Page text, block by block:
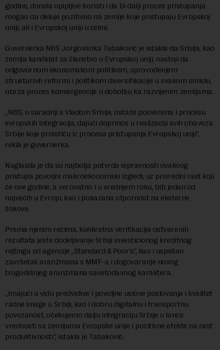
godine, donela opipljive koristi i da bi dalji proces pristupanja
mogao da deluje pozitivno na zemlje koje pristupaju Evropskoj
uniji, ali i Evropskoj uniji u celini.
Guvernerka NBS Jorgovanka Tabaković je istakla da Srbija, kao
zemlja kandidat za članstvo u Evropskoj uniji, nastoji da
odgovornom ekonomskom politikom, sprovođenjem
strukturnih reformi i politikom diversifikacije u svakom smislu,
ubrza proces konvergencije u dohotku ka razvijenim zemljama.
„NBS, u saradnji s Vladom Srbije, ostaće posvećena i procesu
evropskih integracija, dajući doprinos u realizaciji svih obaveza
Srbije koje proističu iz procesa pristupanja Evropskoj uniji“,
rekla je guvernerka.
Naglasila je da su najbolja potvrda ispravnosti ovakvog
pristupa povoljni makroekonomski izgledi, uz privredni rast koji
će ove godine, a verovatno i u srednjem roku, biti jedan od
najvećih u Evropi, kao i pokazana otpornost na eksterne
šokove.
Prema njenim rečima, konkretna verifikacija ostvarenih
rezultata jeste dodeljivanje Srbiji investicionog kreditnog
rejtinga od agencije „Standard & Poor’s“, kao i uspešan
završetak aranžmana s MMF-a i dogovaranje novog
trogodišnjeg aranžmana savetodavnog karaktera.
„Imajući u vidu predvidive i povoljne uslove poslovanja i kvalitet
radne snage u Srbiji, kao i dobru digitalnu i transportnu
povezanost, očekujemo dalju integraciju Srbije u lance
vrednosti sa zemljama Evropske unije i pozitivne efekte na rast
produktivnosti“, istakla je Tabaković.